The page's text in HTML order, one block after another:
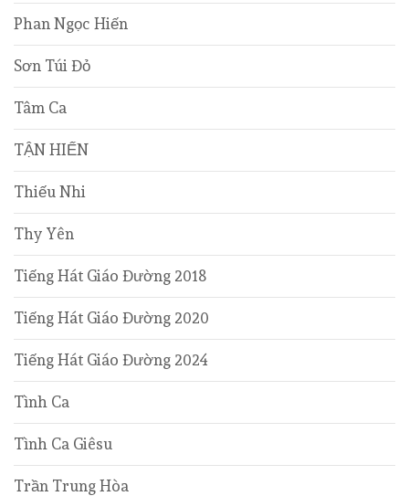
Phan Ngọc Hiến
Sơn Túi Đỏ
Tâm Ca
TẬN HIẾN
Thiếu Nhi
Thy Yên
Tiếng Hát Giáo Đường 2018
Tiếng Hát Giáo Đường 2020
Tiếng Hát Giáo Đường 2024
Tình Ca
Tình Ca Giêsu
Trần Trung Hòa